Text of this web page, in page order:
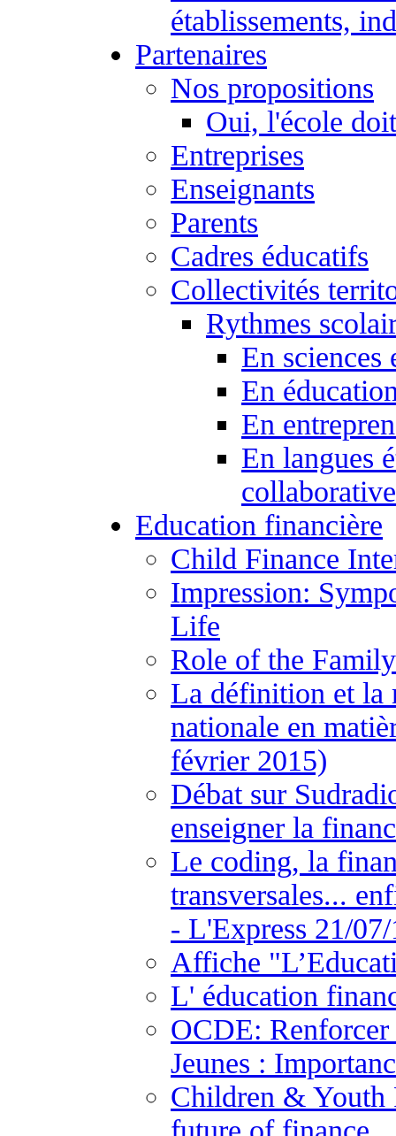
établissements,
Partenaires
Nos propositions
Oui, l'école
Entreprises
Enseignants
Parents
Cadres éducatifs
Collectivités
Rythmes
En sciences
En
En
En langues
Education financière
Child Finance
Impression:
Life
Role of the
La définition et la
nationale en
février 2015)
Débat sur
enseigner la
Le coding, la
transversales...
- L'Express 21/
Affiche
L' éducation
OCDE: Renforcer
Jeunes :
Children & Youth